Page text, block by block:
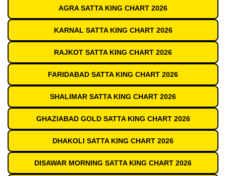
AGRA SATTA KING CHART 2026
KARNAL SATTA KING CHART 2026
RAJKOT SATTA KING CHART 2026
FARIDABAD SATTA KING CHART 2026
SHALIMAR SATTA KING CHART 2026
GHAZIABAD GOLD SATTA KING CHART 2026
DHAKOLI SATTA KING CHART 2026
DISAWAR MORNING SATTA KING CHART 2026